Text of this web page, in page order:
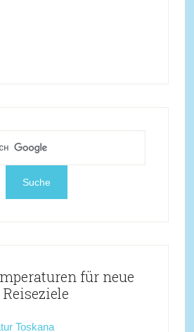
für neue
Reiseziele
Toskana